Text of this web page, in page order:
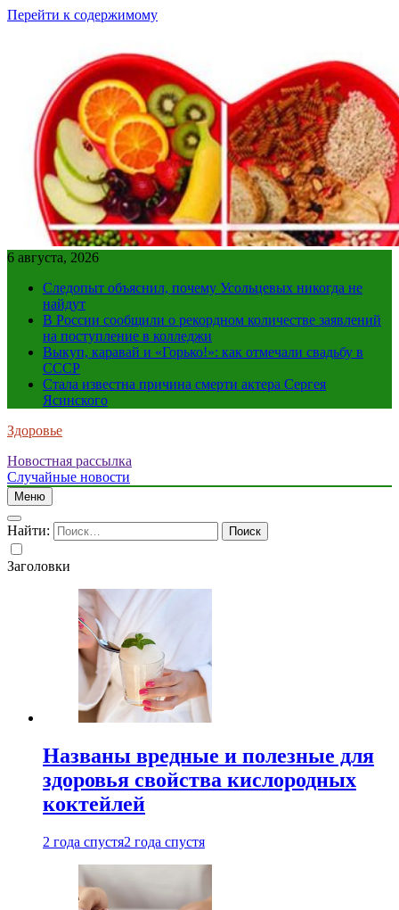
Перейти к содержимому
6 августа, 2026
Следопыт объяснил, почему Усольцевых никогда не
найдут
В России сообщили о рекордном количестве заявлений
на поступление в колледжи
Выкуп, каравай и «Горько!»: как отмечали свадьбу в
СССР
Стала известна причина смерти актера Сергея
Ясинского
Здоровье
Новостная рассылка
Случайные новости
Меню
Найти:
Заголовки
Названы вредные и полезные для
здоровья свойства кислородных
коктейлей
2 года спустя2 года спустя